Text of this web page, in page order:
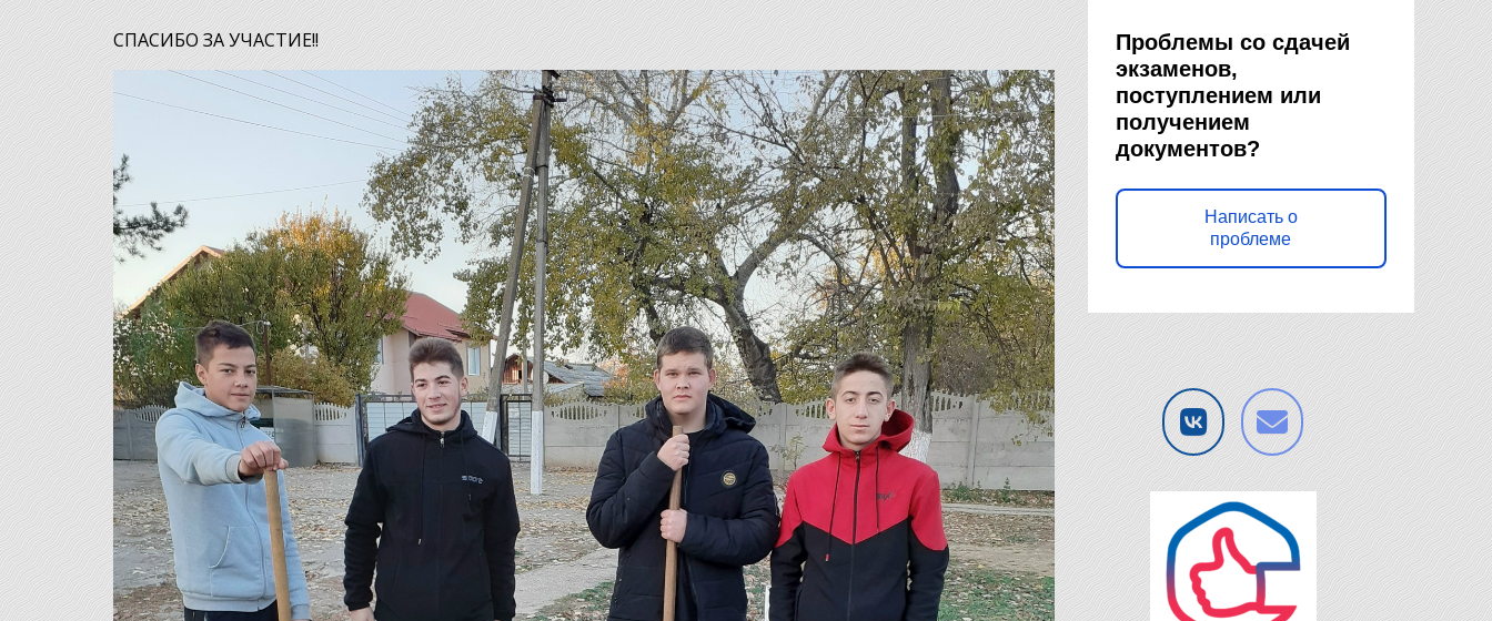
СПАСИБО ЗА УЧАСТИЕ!!
Проблемы со сдачей
экзаменов,
поступлением или
получением
документов?
Написать о
проблеме